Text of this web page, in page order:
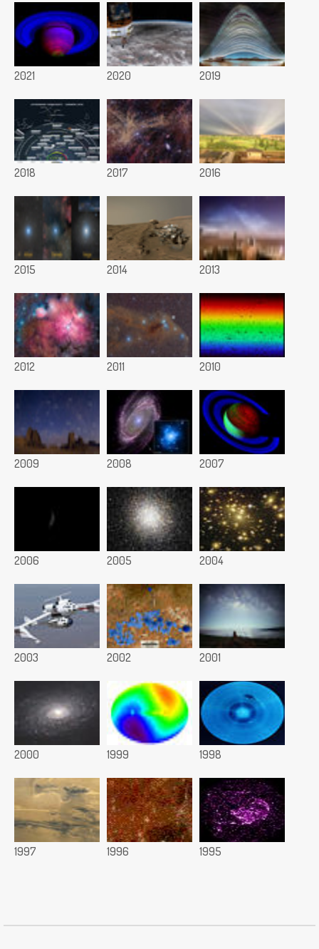
2021 2020 2019
2018 2017 2016
2015 2014 2013
2012 2011 2010
2009 2008 2007
2006 2005 2004
2003 2002 2001
2000 1999 1998
1997 1996 1995